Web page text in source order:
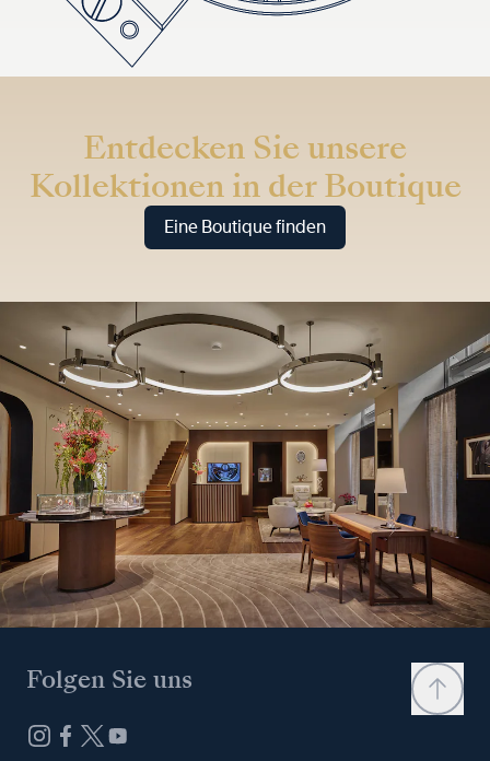
Entdecken Sie unsere
Kollektionen in der Boutique
Eine Boutique finden
Folgen Sie uns